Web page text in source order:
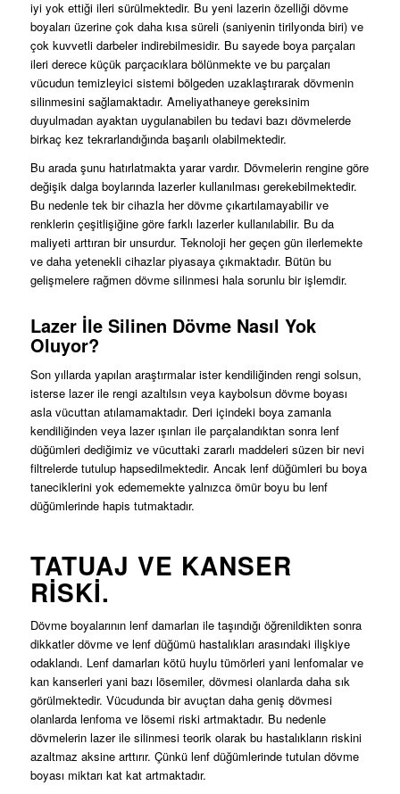
iyi yok ettiği ileri sürülmektedir. Bu yeni lazerin özelliği dövme
boyaları üzerine çok daha kısa süreli (saniyenin tirilyonda biri) ve
çok kuvvetli darbeler indirebilmesidir. Bu sayede boya parçaları
ileri derece küçük parçacıklara bölünmekte ve bu parçaları
vücudun temizleyici sistemi bölgeden uzaklaştırarak dövmenin
silinmesini sağlamaktadır. Ameliyathaneye gereksinim
duyulmadan ayaktan uygulanabilen bu tedavi bazı dövmelerde
birkaç kez tekrarlandığında başarılı olabilmektedir.
Bu arada şunu hatırlatmakta yarar vardır. Dövmelerin rengine göre
değişik dalga boylarında lazerler kullanılması gerekebilmektedir.
Bu nedenle tek bir cihazla her dövme çıkartılamayabilir ve
renklerin çeşitlişiğine göre farklı lazerler kullanılabilir. Bu da
maliyeti arttıran bir unsurdur. Teknoloji her geçen gün ilerlemekte
ve daha yetenekli cihazlar piyasaya çıkmaktadır. Bütün bu
gelişmelere rağmen dövme silinmesi hala sorunlu bir işlemdir.
Lazer İle Silinen Dövme Nasıl Yok
Oluyor?
Son yıllarda yapılan araştırmalar ister kendiliğinden rengi solsun,
isterse lazer ile rengi azaltılsın veya kaybolsun dövme boyası
asla vücuttan atılamamaktadır. Deri içindeki boya zamanla
kendiliğinden veya lazer ışınları ile parçalandıktan sonra lenf
düğümleri dediğimiz ve vücuttaki zararlı maddeleri süzen bir nevi
filtrelerde tutulup hapsedilmektedir. Ancak lenf düğümleri bu boya
taneciklerini yok edememekte yalnızca ömür boyu bu lenf
düğümlerinde hapis tutmaktadır.
TATUAJ VE KANSER
RISKI.
Dövme boyalarının lenf damarları ile taşındığı öğrenildikten sonra
dikkatler dövme ve lenf düğümü hastalıkları arasındaki ilişkiye
odaklandı. Lenf damarları kötü huylu tümörleri yani lenfomalar ve
kan kanserleri yani bazı lösemiler, dövmesi olanlarda daha sık
görülmektedir. Vücudunda bir avuçtan daha geniş dövmesi
olanlarda lenfoma ve lösemi riski artmaktadır. Bu nedenle
dövmelerin lazer ile silinmesi teorik olarak bu hastalıkların riskini
azaltmaz aksine arttırır. Çünkü lenf düğümlerinde tutulan dövme
boyası miktarı kat kat artmaktadır.